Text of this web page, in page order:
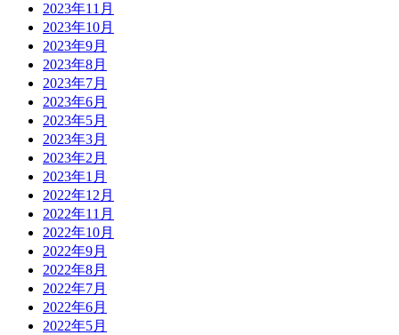
2023年11月
2023年10月
2023年9月
2023年8月
2023年7月
2023年6月
2023年5月
2023年3月
2023年2月
2023年1月
2022年12月
2022年11月
2022年10月
2022年9月
2022年8月
2022年7月
2022年6月
2022年5月